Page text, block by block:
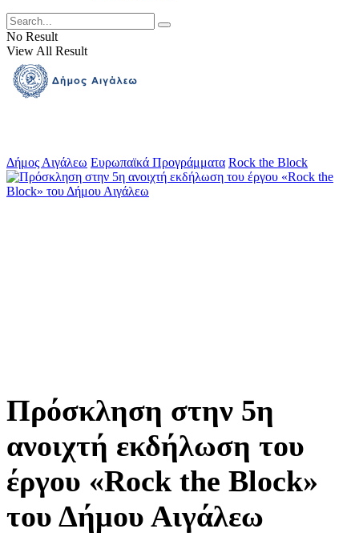
No Result
View All Result
Δήμος Αιγάλεω Ευρωπαϊκά Προγράμματα Rock the Block
Πρόσκληση στην 5η
ανοιχτή εκδήλωση του
έργου «Rock the Block»
του Δήμου Αιγάλεω